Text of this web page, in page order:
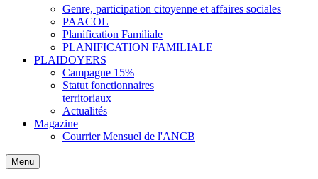
Genre, participation citoyenne et affaires sociales
PAACOL
Planification Familiale
PLANIFICATION FAMILIALE
PLAIDOYERS
Campagne 15%
Statut fonctionnaires
territoriaux
Actualités
Magazine
Courrier Mensuel de l'ANCB
Menu